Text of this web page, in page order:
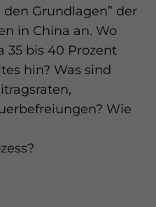
Grundlagen” der
in China an. Wo
35 bis 40 Prozent
hin? Was sind
Wie